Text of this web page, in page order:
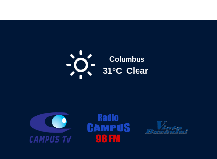
Columbus
31°C Clear